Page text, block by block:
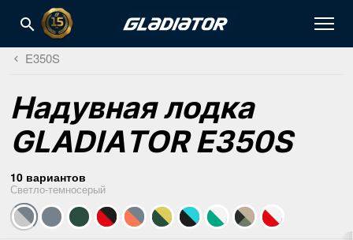
E350S
Надувная лодка
GLADIATOR E350S
10 вариантов
Светло-темносерый